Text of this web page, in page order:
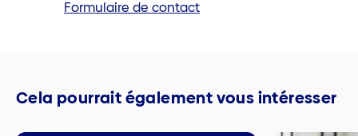
Formulaire de contact
Cela pourrait également vous intéresser